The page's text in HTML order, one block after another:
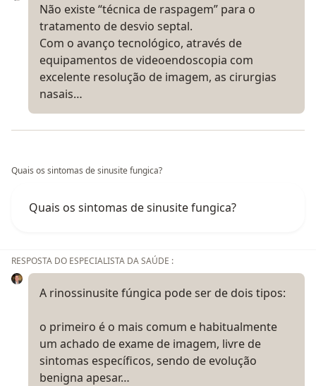
Não existe “técnica de raspagem” para o
tratamento de desvio septal.
Com o avanço tecnológico, através de
equipamentos de videoendoscopia com
excelente resolução de imagem, as cirurgias
nasais…
Quais os sintomas de sinusite fungica?
Quais os sintomas de sinusite fungica?
RESPOSTA DO ESPECIALISTA DA SAÚDE :
A rinossinusite fúngica pode ser de dois tipos:
o primeiro é o mais comum e habitualmente
um achado de exame de imagem, livre de
sintomas específicos, sendo de evolução
benigna apesar…